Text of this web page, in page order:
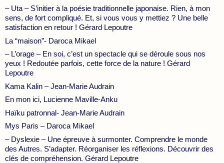
– Uta – S’initier à la poésie traditionnelle japonaise. Rien, à mon
sens, de fort compliqué. Et, si vous vous y mettiez ? Une belle
satisfaction en retour ! Gérard Lepoutre
La “maison”- Daroca Mikael
– L’orage – En soi, c’est un spectacle qui se déroule sous nos
yeux ! Redoutée parfois, cette force de la nature ! Gérard
Lepoutre
Kama Kalin – Jean-Marie Audrain
En mon ici, Lucienne Maville-Anku
Haïku patronnal- Jean-Marie Audrain
Mys Paris – Daroca Mikael
– Dyslexie – Une épreuve à surmonter. Comprendre le monde
des Autres. S’adapter. Réorganiser les réflexions. Découvrir des
clés de compréhension. Gérard Lepoutre